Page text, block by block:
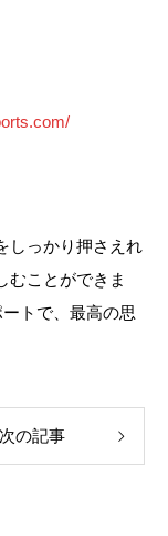
しっかり押さえれ
むことができま
トで、最高の思
次の記事